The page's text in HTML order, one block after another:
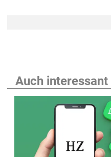
Auch interessant